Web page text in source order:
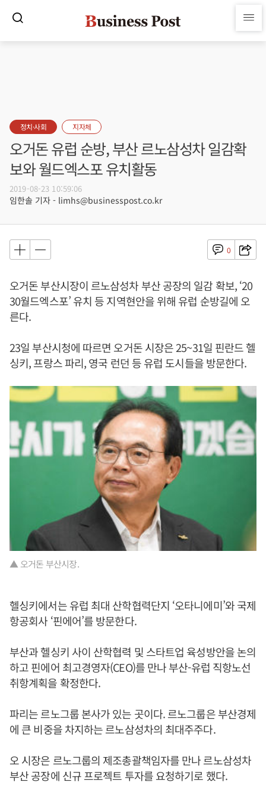
정치·사회 지자체
오거돈 유럽 순방, 부산 르노삼성차 일감확
보와 월드엑스포 유치활동
2019-08-23 10:59:06
임한솔 기자 - limhs@businesspost.co.kr
0
오거돈 부산시장이 르노삼성차 부산 공장의 일감 확보, ‘20
30월드엑스포’ 유치 등 지역현안을 위해 유럽 순방길에 오
른다.
23일 부산시청에 따르면 오거돈 시장은 25~31일 핀란드 헬
싱키, 프랑스 파리, 영국 런던 등 유럽 도시들을 방문한다.
▲ 오거돈 부산시장.
헬싱키에서는 유럽 최대 산학협력단지 ‘오타니에미’와 국제
항공회사 ‘핀에어’를 방문한다.
부산과 헬싱키 사이 산학협력 및 스타트업 육성방안을 논의
하고 핀에어 최고경영자(CEO)를 만나 부산-유럽 직항노선
취항계획을 확정한다.
파리는 르노그룹 본사가 있는 곳이다. 르노그룹은 부산경제
에 큰 비중을 차지하는 르노삼성차의 최대주주다.
오 시장은 르노그룹의 제조총괄책임자를 만나 르노삼성차
부산 공장에 신규 프로젝트 투자를 요청하기로 했다.